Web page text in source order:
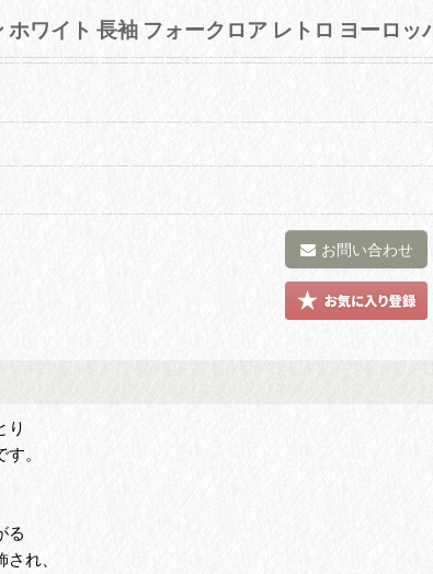
ワイト 長袖 フォークロア レトロ ヨーロッ
お問い合わせ
り
。
る
れ、